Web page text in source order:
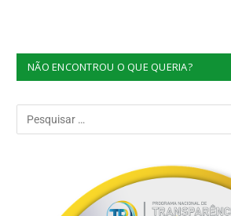
NÃO ENCONTROU O QUE QUERIA?